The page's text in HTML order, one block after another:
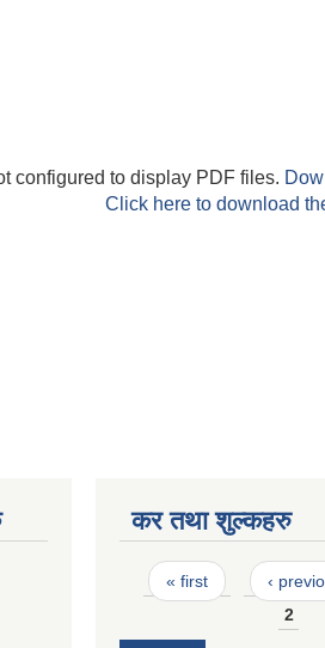
configured to display PDF files.
Click here to download
कर तथा शुल्कहरु
Pages
« first ‹
2